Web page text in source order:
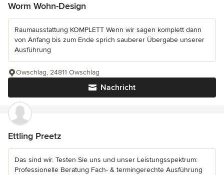
Worm Wohn-Design
Raumausstattung KOMPLETT Wenn wir sagen komplett dann
von Anfang bis zum Ende sprich sauberer Übergabe unserer
Ausführung
Nachricht
Owschlag, 24811 Owschlag
Ettling Preetz
Das sind wir. Testen Sie uns und unser Leistungsspektrum:
Professionelle Beratung Fach- & termingerechte Ausführung